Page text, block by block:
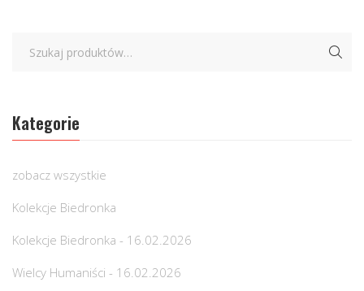
Kategorie
zobacz wszystkie
Kolekcje Biedronka
Kolekcje Biedronka - 16.02.2026
Wielcy Humaniści - 16.02.2026